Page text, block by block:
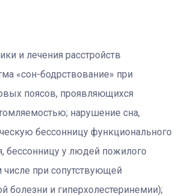
и лечения расстройств
«сон-бодрствование» при
поясов, проявляющихся
нарушение сна,
бессонницу функционального
бессонницу у людей пожилого
числе при сопутствующей
болезни и гиперхолестеринемии);